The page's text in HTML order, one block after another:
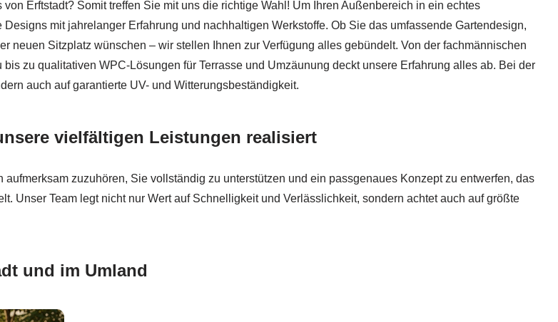
Erftstadt? Somit treffen Sie mit uns die richtige Wahl! Um Ihren Außenbereich in ein echtes
mit jahrelanger Erfahrung und nachhaltigen Werkstoffe. Ob Sie das umfassende Gartendesign,
neuen Sitzplatz wünschen – wir stellen Ihnen zur Verfügung alles gebündelt. Von der fachmännischen
zu qualitativen WPC-Lösungen für Terrasse und Umzäunung deckt unsere Erfahrung alles ab. Bei der
auch auf garantierte UV- und Witterungsbeständigkeit.
vielfältigen Leistungen realisiert
zuzuhören, Sie vollständig zu unterstützen und ein passgenaues Konzept zu entwerfen, das
Unser Team legt nicht nur Wert auf Schnelligkeit und Verlässlichkeit, sondern achtet auch auf größte
und im Umland